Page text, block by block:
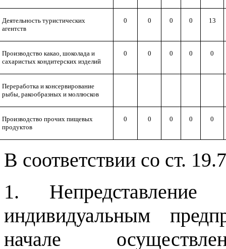
Деятельность туристических
агентств
0 0 0 0 13
Производство какао, шоколада и
сахаристых кондитерских изделий
0 0 0 0 0
Переработка и консервирование
рыбы, ракообразных и моллюсков
Производство прочих пищевых
продуктов
0 0 0 0 0
В соответствии со ст.
1.
индивидуальным
начале